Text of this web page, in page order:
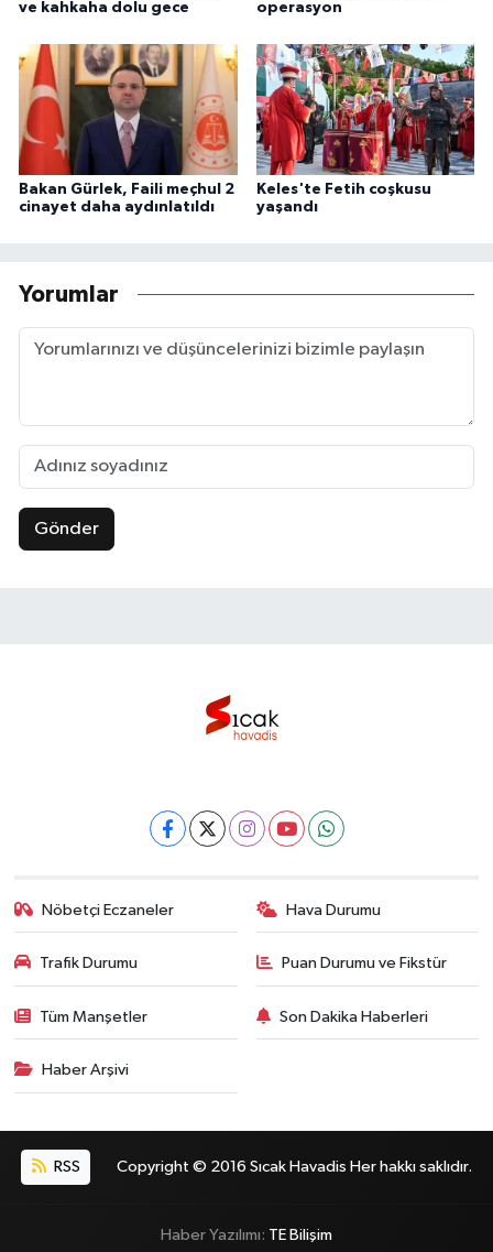
ve kahkaha dolu gece
operasyon
Bakan Gürlek, Faili meçhul 2
cinayet daha aydınlatıldı
Keles'te Fetih coşkusu
yaşandı
Yorumlar
Gönder
Nöbetçi Eczaneler Hava Durumu
Trafik Durumu Puan Durumu ve Fikstür
Tüm Manşetler Son Dakika Haberleri
Haber Arşivi
RSS Copyright © 2016 Sıcak Havadis Her hakkı saklıdır.
Haber Yazılımı: TE Bilişim